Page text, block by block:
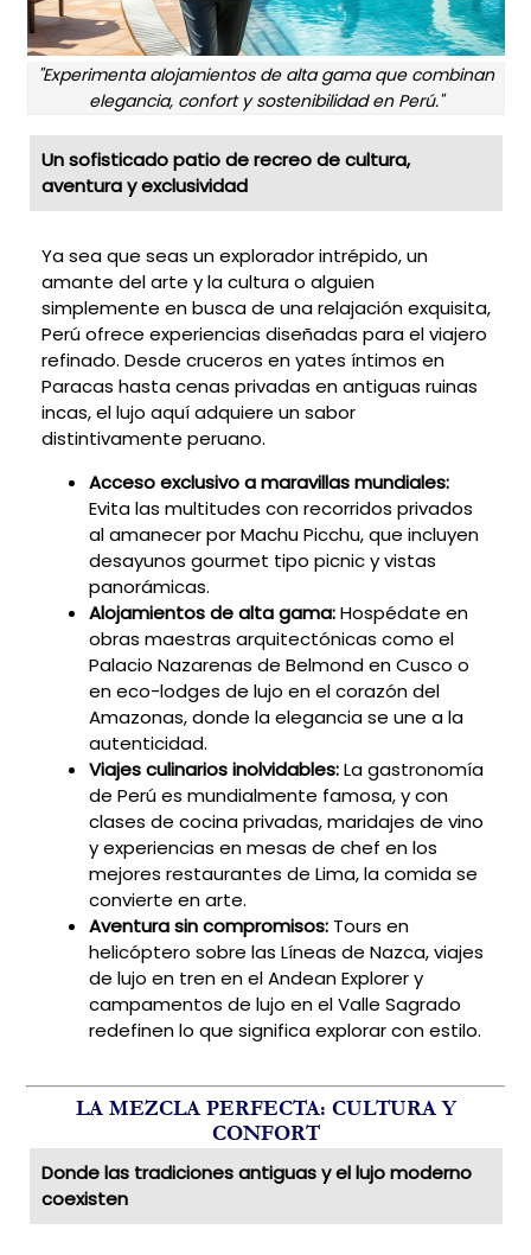
"Experimenta alojamientos de alta gama que combinan
elegancia, confort y sostenibilidad en Perú."
Un sofisticado patio de recreo de cultura,
aventura y exclusividad
Ya sea que seas un explorador intrépido, un
amante del arte y la cultura o alguien
simplemente en busca de una relajación exquisita,
Perú ofrece experiencias diseñadas para el viajero
refinado. Desde cruceros en yates íntimos en
Paracas hasta cenas privadas en antiguas ruinas
incas, el lujo aquí adquiere un sabor
distintivamente peruano.
Acceso exclusivo a maravillas mundiales:
Evita las multitudes con recorridos privados
al amanecer por Machu Picchu, que incluyen
desayunos gourmet tipo picnic y vistas
panorámicas.
Alojamientos de alta gama:Hospédate en
obras maestras arquitectónicas como el
Palacio Nazarenas de Belmond en Cusco o
en eco-lodges de lujo en el corazón del
Amazonas, donde la elegancia se une a la
autenticidad.
Viajes culinarios inolvidables:La gastronomía
de Perú es mundialmente famosa, y con
clases de cocina privadas, maridajes de vino
y experiencias en mesas de chef en los
mejores restaurantes de Lima, la comida se
convierte en arte.
Aventura sin compromisos:Tours en
helicóptero sobre las Líneas de Nazca, viajes
de lujo en tren en el Andean Explorer y
campamentos de lujo en el Valle Sagrado
redefinen lo que significa explorar con estilo.
LA MEZCLA PERFECTA: CULTURA Y
CONFORT
Donde las tradiciones antiguas y el lujo moderno
coexisten